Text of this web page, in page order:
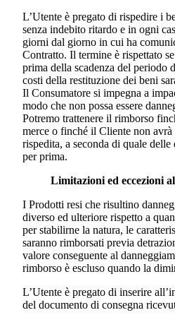
L’Utente è pregato di rispedire i
senza indebito ritardo e in ogni
giorni dal giorno in cui ha
Contratto. Il termine è rispettato
prima della scadenza del
costi della restituzione dei beni
Il Consumatore si impegna a
modo che non possa essere
Potremo trattenere il rimborso
merce o finché il Cliente non
rispedita, a seconda di quale
per prima.
Limitazioni ed eccezioni
I Prodotti resi che risultino
diverso ed ulteriore rispetto a
per stabilirne la natura, le
saranno rimborsati previa
valore conseguente al
rimborso è escluso quando la
L’Utente è pregato di inserire
del documento di consegna